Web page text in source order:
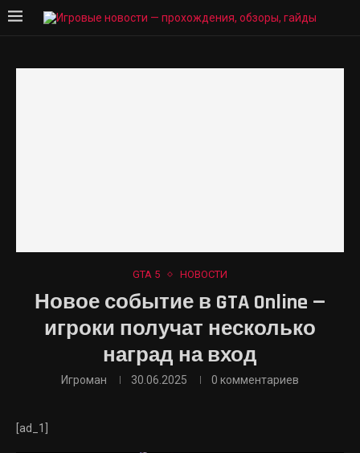
GTA 5 НОВОСТИ
Новое событие в GTA Online —
игроки получат несколько
наград на вход
Игроман 30.06.2025 0 комментариев
[ad_1]